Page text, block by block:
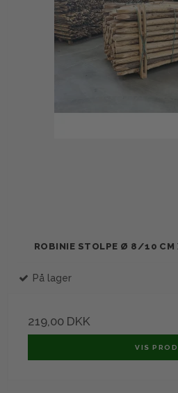
ROBINIE STOLPE Ø 8/10 CM
På lager
219,00 DKK
VIS